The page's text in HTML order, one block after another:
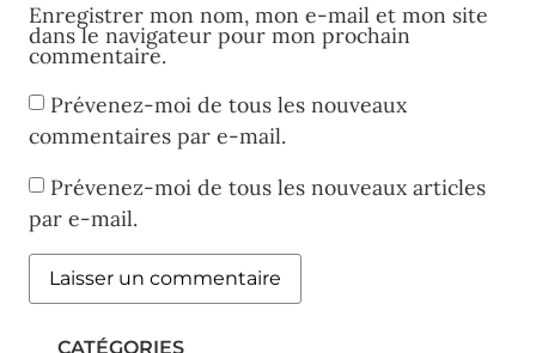
Enregistrer mon nom, mon e-mail et mon site
dans le navigateur pour mon prochain
commentaire.
Prévenez-moi de tous les nouveaux
commentaires par e-mail.
Prévenez-moi de tous les nouveaux articles
par e-mail.
CATÉGORIES